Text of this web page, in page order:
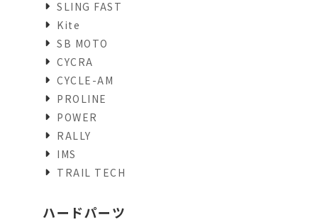
SLING FAST
Kite
SB MOTO
CYCRA
CYCLE-AM
PROLINE
POWER
RALLY
IMS
TRAIL TECH
ハードパーツ